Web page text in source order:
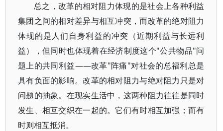
总之，改革的相对阻力体现的是社会上各种利益
集团之间的相对差异与相互冲突，而改革的绝对阻力
体现的是人们自身利益的冲突（近期利益与长远利
益），但同时也体现着在经济制度这个"公共物品"问
题上的共同利益——改革"阵痛"对社会的总福利总是
具有负面的影响。改革的相对阻力与绝对阻力只是对
问题的抽象。在现实生活中，这两种阻力往往是同时
发生、相互交织在一起的。它们有时相互加强；而有
时则相互抵消。